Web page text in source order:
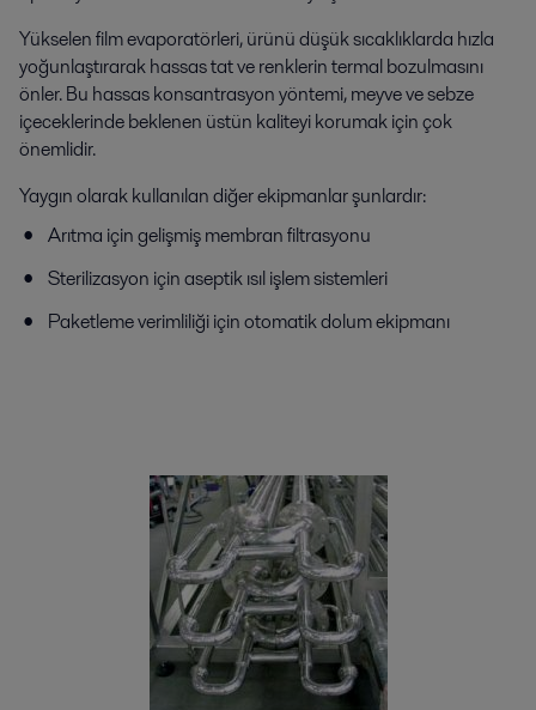
Yükselen film evaporatörleri, ürünü düşük sıcaklıklarda hızla
yoğunlaştırarak hassas tat ve renklerin termal bozulmasını
önler. Bu hassas konsantrasyon yöntemi, meyve ve sebze
içeceklerinde beklenen üstün kaliteyi korumak için çok
önemlidir.
Yaygın olarak kullanılan diğer ekipmanlar şunlardır:
Arıtma için gelişmiş membran filtrasyonu
Sterilizasyon için aseptik ısıl işlem sistemleri
Paketleme verimliliği için otomatik dolum ekipmanı